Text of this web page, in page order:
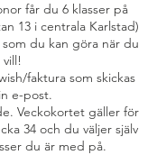
får du 6 klasser på
13 i centrala Karlstad)
du kan göra när du
vill!
faktura som skickas
e-post.
Veckokortet gäller för
34 och du väljer själv
du är med på.